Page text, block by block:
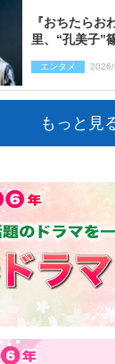
『おちたらお
里、“孔美子”
開」
エンタメ
もっと見